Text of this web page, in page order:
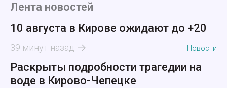
Лента новостей
10 августа в Кирове ожидают до +20
39 минут назад Новости
Раскрыты подробности трагедии на
воде в Кирово-Чепецке